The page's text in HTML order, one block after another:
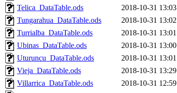
Telica_DataTable.ods
2018-10-31 13:03
Tungarahua_DataTable.ods
2018-10-31 13:02
Turrialba_DataTable.ods
2018-10-31 13:01
Ubinas_DataTable.ods
2018-10-31 13:00
Uturuncu_DataTable.ods
2018-10-31 13:01
Vieja_DataTable.ods
2018-10-31 13:29
Villarrica_DataTable.ods
2018-10-31 12:59